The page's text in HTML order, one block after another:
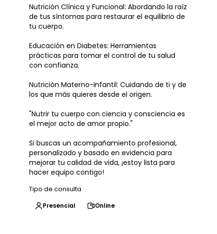
Nutrición Clínica y Funcional: Abordando la raíz
de tus síntomas para restaurar el equilibrio de
tu cuerpo.
Educación en Diabetes: Herramientas
prácticas para tomar el control de tu salud
con confianza.
Nutrición Materno-Infantil: Cuidando de ti y de
los que más quieres desde el origen.
"Nutrir tu cuerpo con ciencia y consciencia es
el mejor acto de amor propio."
Si buscas un acompañamiento profesional,
personalizado y basado en evidencia para
mejorar tu calidad de vida, ¡estoy lista para
hacer equipo contigo!
Tipo de consulta
Presencial
Online